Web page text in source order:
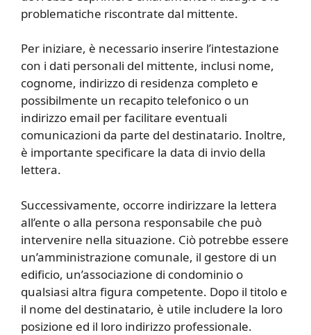
problematiche riscontrate dal mittente.
Per iniziare, è necessario inserire l’intestazione
con i dati personali del mittente, inclusi nome,
cognome, indirizzo di residenza completo e
possibilmente un recapito telefonico o un
indirizzo email per facilitare eventuali
comunicazioni da parte del destinatario. Inoltre,
è importante specificare la data di invio della
lettera.
Successivamente, occorre indirizzare la lettera
all’ente o alla persona responsabile che può
intervenire nella situazione. Ciò potrebbe essere
un’amministrazione comunale, il gestore di un
edificio, un’associazione di condominio o
qualsiasi altra figura competente. Dopo il titolo e
il nome del destinatario, è utile includere la loro
posizione ed il loro indirizzo professionale.